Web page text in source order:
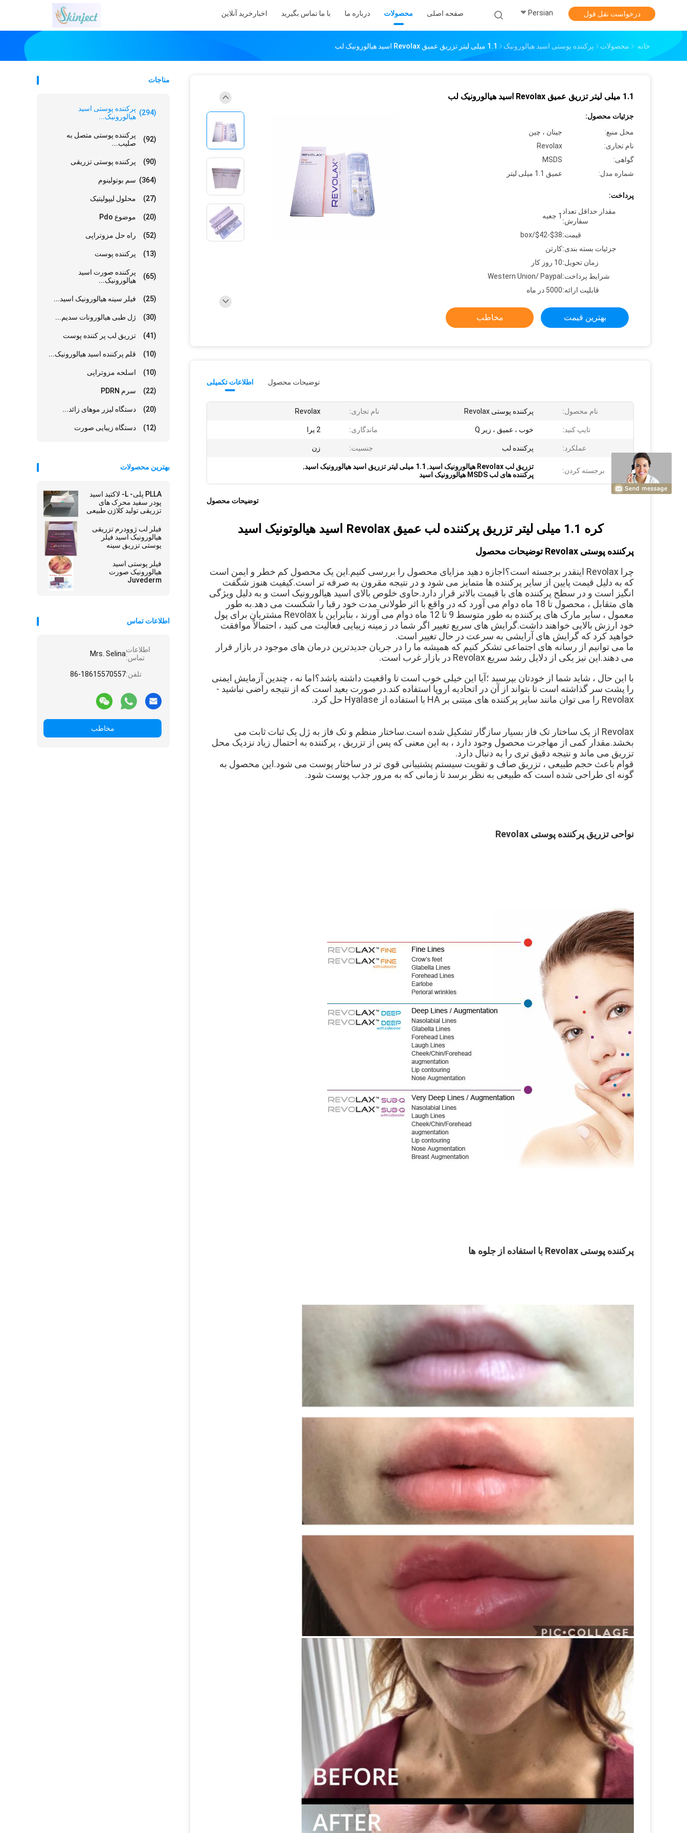
صفحه اصلی محصولات درباره ما با ما تماس بگیرید اخبار خرید آنلاین Persian درخواست نقل قول
خانه محصولات پرکننده پوستی اسید هیالورونیک 1.1 میلی لیتر تزریق عمیق Revolax اسید هیالورونیک لب
مناجات
پرکننده پوستی اسید
هیالورونیک...
(294)
پرکننده پوستی متصل به
صلیب...
(92)
پرکننده پوستی تزریقی (90)
سم بوتولینوم (364)
محلول لیپولیتیک (27)
موضوع Pdo (20)
راه حل مزوتراپی (52)
پرکننده پوست (13)
پرکننده صورت اسید
هیالورونیک...
(65)
فیلر سینه هیالورونیک اسید... (25)
ژل طبی هیالورونات سدیم... (30)
تزریق لب پر کننده پوست (41)
قلم پرکننده اسید هیالورونیک... (10)
اسلحه مزوتراپی (10)
سرم PDRN (22)
دستگاه لیزر موهای زائد... (20)
دستگاه زیبایی صورت (12)
بهترین محصولات
PLLA پلی- L- لاکتید اسید
پودر سفید محرک های
تزریقی تولید کلاژن طبیعی
فیلر لب ژوودرم تزریقی
هیالورونیک اسید فیلر
پوستی تزریق سینه
فیلر پوستی اسید
هیالورونیک صورت
Juvederm
اطلاعات تماس
اطلاعات
تماس:Mrs. Selina
تلفن:86-18615570557
مخاطب
1.1 میلی لیتر تزریق عمیق Revolax اسید هیالورونیک لب
جزئیات محصول:
محل منبع:
جینان ، چین
نام تجاری:
Revolax
گواهی:
MSDS
شماره مدل:
عمیق 1.1 میلی لیتر
پرداخت:
مقدار حداقل تعداد
سفارش:
1 جعبه
قیمت:$38-$42/box
جزئیات بسته بندی:کارتن
زمان تحویل:10 روز کار
شرایط پرداخت: Western Union/ Paypal
قابلیت ارائه:5000 در ماه
بهترین قیمت مخاطب
اطلاعات تکمیلی توضیحات محصول
نام محصول: پرکننده پوستی Revolax نام تجاری: Revolax
تایپ کنید: خوب ، عمیق ، زیر Q ماندگاری: 2 یرا
عملکرد: پرکننده لب جنسیت: زن
برجسته کردن: تزریق لب Revolax هیالورونیک اسید , 1.1 میلی لیتر تزریق اسید هیالورونیک اسید
,
پرکننده های لب MSDS هیالورونیک اسید
توضیحات محصول
کره 1.1 میلی لیتر تزریق پرکننده لب عمیق Revolax اسید هیالوتونیک اسید
پرکننده پوستی Revolax توضیحات محصول
خود ارزش بالایی خواهند داشت.
خواهید کرد که گرایش های آرایشی به سرعت در حال تغییر است.
می دهند.این نیز یکی از دلایل رشد سریع Revolax در بازار غرب است.
Revolax را می توان مانند سایر پرکننده های مبتنی بر HA با استفاده از Hyalase حل کرد.
تزریق می ماند و نتیجه دقیق تری را به دنبال دارد.
گونه ای طراحی شده است که طبیعی به نظر برسد تا زمانی که به مرور جذب پوست شود.
نواحی تزریق پرکننده پوستی Revolax
پرکننده پوستی Revolax با استفاده از جلوه ها